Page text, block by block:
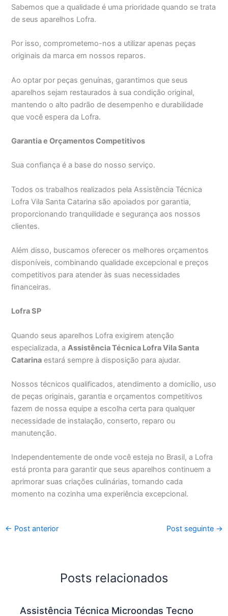
Sabemos que a qualidade é uma prioridade quando se trata
de seus aparelhos Lofra.
Por isso, comprometemo-nos a utilizar apenas peças
originais da marca em nossos reparos.
Ao optar por peças genuínas, garantimos que seus
aparelhos sejam restaurados à sua condição original,
mantendo o alto padrão de desempenho e durabilidade
que você espera da Lofra.
Garantia e Orçamentos Competitivos
Sua confiança é a base do nosso serviço.
Todos os trabalhos realizados pela Assistência Técnica
Lofra Vila Santa Catarina são apoiados por garantia,
proporcionando tranquilidade e segurança aos nossos
clientes.
Além disso, buscamos oferecer os melhores orçamentos
disponíveis, combinando qualidade excepcional e preços
competitivos para atender às suas necessidades
financeiras.
Lofra SP
Quando seus aparelhos Lofra exigirem atenção
especializada, a Assistência Técnica Lofra Vila Santa
Catarina estará sempre à disposição para ajudar.
Nossos técnicos qualificados, atendimento a domicílio, uso
de peças originais, garantia e orçamentos competitivos
fazem de nossa equipe a escolha certa para qualquer
necessidade de instalação, conserto, reparo ou
manutenção.
Independentemente de onde você esteja no Brasil, a Lofra
está pronta para garantir que seus aparelhos continuem a
aprimorar suas criações culinárias, tornando cada
momento na cozinha uma experiência excepcional.
← Post anterior Post seguinte →
Posts relacionados
Assistência Técnica Microondas Tecno